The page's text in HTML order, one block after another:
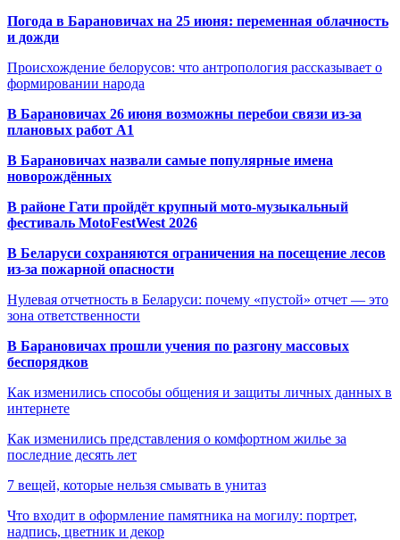
Погода в Барановичах на 25 июня: переменная облачность
и дожди
Происхождение белорусов: что антропология рассказывает о
формировании народа
В Барановичах 26 июня возможны перебои связи из-за
плановых работ A1
В Барановичах назвали самые популярные имена
новорождённых
В районе Гати пройдёт крупный мото-музыкальный
фестиваль MotoFestWest 2026
В Беларуси сохраняются ограничения на посещение лесов
из-за пожарной опасности
Нулевая отчетность в Беларуси: почему «пустой» отчет — это
зона ответственности
В Барановичах прошли учения по разгону массовых
беспорядков
Как изменились способы общения и защиты личных данных в
интернете
Как изменились представления о комфортном жилье за
последние десять лет
7 вещей, которые нельзя смывать в унитаз
Что входит в оформление памятника на могилу: портрет,
надпись, цветник и декор